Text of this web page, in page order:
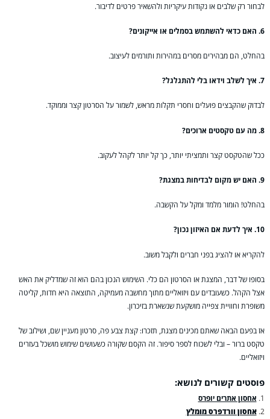
לבחור רק שלבים או נקודות עיקריות ולהשאיר פרטים לדיבור.
6. האם כדאי להשתמש בסמלים או אייקונים?
בהחלט, הם מבהירים מסרים במהירות ותורמים לעיצוב.
7. איך לשלב וידאו בלי להתגלגל?
לבדוק שהקבצים פועלים וחסרי תקלות מראש, לשמור על הסרטון קצר וממוקד.
8. מה עם טקסטים ארוכים?
ככל שהטקסט קצר ותמציתי יותר, כך קל יותר לקהל לעקוב.
9. האם יש מקום לבדיחות במצגת?
בהחלט! הומור מלמד ומקל על הקשבה.
10. איך לדעת אם האיזון נכון?
להקריא או להציג בפני חברים ולקבל משוב.
בסופו של דבר, המצגת או הסרטון הם כלי. השימוש הנכון בהם הוא זה שמדליק את האש
אצל הקהל. כשעובדים עם ויזואליים מתוך מחשבה מעמיקה, התוצאה היא חדות, קליטה
משופרת וחוויית צפייה מושקעת שנשארת בזיכרון.
אז בפעם הבאה שאתם מכינים מצגת, תזכרו: קצת צבע פה, סרטון מעניין שם, ושילוב של
טקסט ברור – ובלי לשכוח לספר סיפור. זה הקסם שקורה כשעושים שימוש מושכל בעזרים
ויזואליים.
פוסטים קשורים לנושא:
אחסון אתרים יופרס
אחסון וורדפרס מומלץ